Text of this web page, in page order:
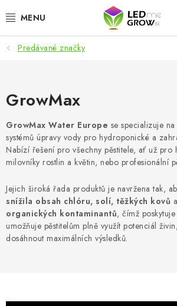
na
AKCIE
PRE AKVÁRIA
SMART GARDEN
Hodnotenie obchodu O nákupu
Predávané značky
GrowMax
GrowMax Water Europe se specializuje
systémů úpravy vody pro hydroponické a
Nabízí řešení pro všechny pěstitele, ať už pro
milovníky rostlin a květin, nebo profesionální
Jejich široká řada produktů je navržena tak,
snížila obsah chlóru, solí, těžkých kovů a
organických kontaminantů, čímž poskytuje
umožňuje pěstitelům plně využít potenciál
dosáhnout maximálních výsledků.